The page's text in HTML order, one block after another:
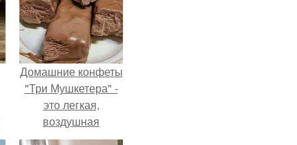
Домашние конфеты
"Три Мушкетера" -
это легкая,
воздушная
шоколадная нуга,